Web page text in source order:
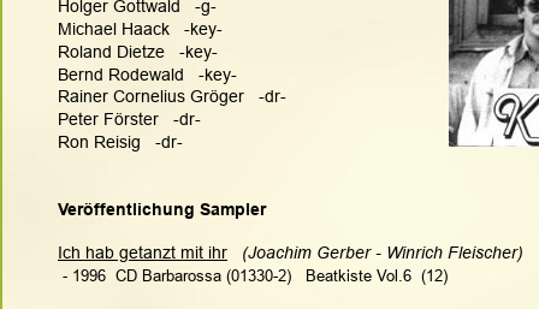
Holger Gottwald   -g-
Michael Haack   -key-
Roland Dietze   -key-
Bernd Rodewald   -key-
Rainer Cornelius Gröger   -dr-
Peter Förster   -dr-
Ron Reisig   -dr-
Veröffentlichung Sampler
Ich hab getanzt mit ihr
(Joachim Gerber - Winrich Fleischer)
- 1996  CD Barbarossa (01330-2)   Beatkiste Vol.6  (12)